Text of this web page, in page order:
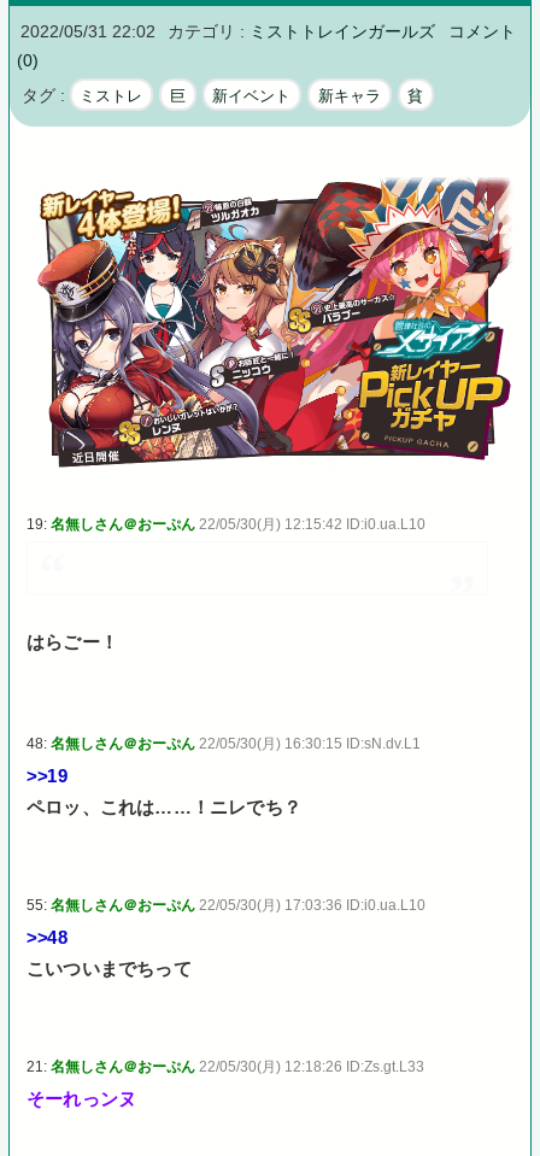
2022/05/31 22:02 カテゴリ : ミストトレインガールズ
コメント
(0)
タグ :
ミストレ 巨 新イベント 新キャラ 貧
19:名無しさん＠おーぷん 22/05/30(月) 12:15:42 ID:i0.ua.L10
はらごー！
48:名無しさん＠おーぷん 22/05/30(月) 16:30:15 ID:sN.dv.L1
>>19
ペロッ、これは……！ニレでち？
55:名無しさん＠おーぷん 22/05/30(月) 17:03:36 ID:i0.ua.L10
>>48
こいついまでちって
21:名無しさん＠おーぷん 22/05/30(月) 12:18:26 ID:Zs.gt.L33
そーれっンヌ